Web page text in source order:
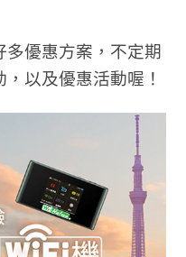
優惠方案，不定期
以及優惠活動喔！